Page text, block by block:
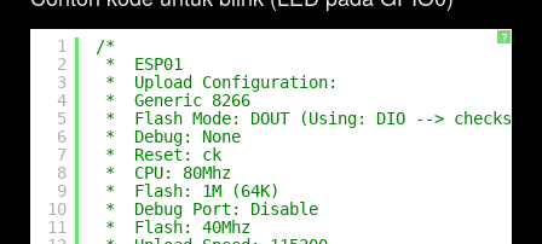
?
1
2
3
4
5
6
7
8
9
10
11
/*
*  ESP01
*  Upload Configuration:
*  Generic 8266
*  Flash Mode: DOUT (Using: DIO -->
*  Debug: None
*  Reset: ck
*  CPU: 80Mhz
*  Flash: 1M (64K)
*  Debug Port: Disable
*  Flash: 40Mhz